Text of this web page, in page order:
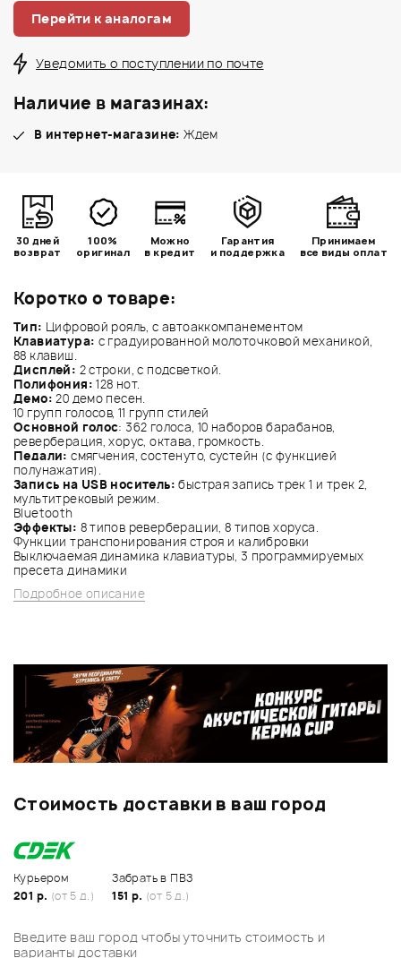
Коротко о товаре:
Тип: Цифровой рояль, с автоаккомпанементом
Клавиатура: с градуированной молоточковой механикой,
88 клавиш.
Дисплей: 2 строки, с подсветкой.
Полифония:128 нот.
Демо:20 демо песен.
10 групп голосов, 11 групп стилей
Основной голос: 362 голоса, 10 наборов барабанов,
реверберация, хорус, октава, громкость.
Педали:смягчения, состенуто, сустейн (с функцией
полунажатия).
Запись на USB носитель:быстрая запись трек 1 и трек 2,
мультитрековый режим.
Bluetooth
Эффекты: 8 типов реверберации, 8 типов хоруса.
Функции транспонирования строя и калибровки
Выключаемая динамика клавиатуры, 3 программируемых
пресета динамики
Подробное описание
Перейти к аналогам
Уведомить о поступлении по почте
Наличие в магазинах:
В интернет-магазине: Ждем
30 дней
возврат
100%
оригинал
Можно
в кредит
Гарантия
и поддержка
Принимаем
все виды оплат
Стоимость доставки в ваш город
Курьером
201 р. (от 5 д.)
Забрать в ПВЗ
151 р. (от 5 д.)
Введите ваш город чтобы уточнить стоимость и
варианты доставки